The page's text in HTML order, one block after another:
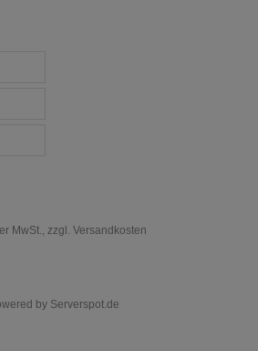
MwSt., zzgl. Versandkosten
by Serverspot.de